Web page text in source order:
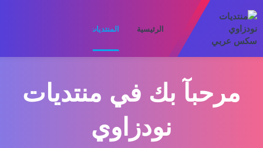
الرئيسية المنتديات
مرحبآ بك في منتديات
نودزاوي